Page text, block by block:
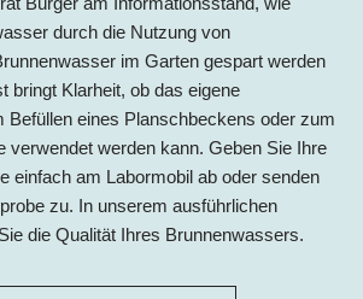
durch die Nutzung von
im Garten gespart werden
bringt Klarheit, ob das eigene
Befüllen eines Planschbeckens oder zum
verwendet werden kann. Geben Sie Ihre
einfach am Labormobil ab oder senden
zu. In unserem ausführlichen
die Qualität Ihres Brunnenwassers.